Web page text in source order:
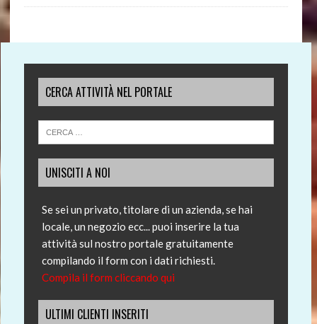
CERCA ATTIVITÀ NEL PORTALE
UNISCITI A NOI
Se sei un privato, titolare di un azienda, se hai
locale, un negozio ecc... puoi inserire la tua
attività sul nostro portale gratuitamente
compilando il form con i dati richiesti.
Compila il form cliccando qui
ULTIMI CLIENTI INSERITI